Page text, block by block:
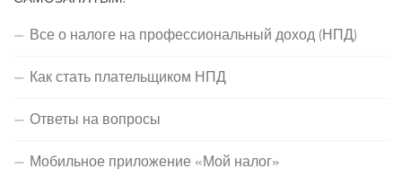
Все о налоге на профессиональный доход (НПД)
Как стать плательщиком НПД
Ответы на вопросы
Мобильное приложение «Мой налог»